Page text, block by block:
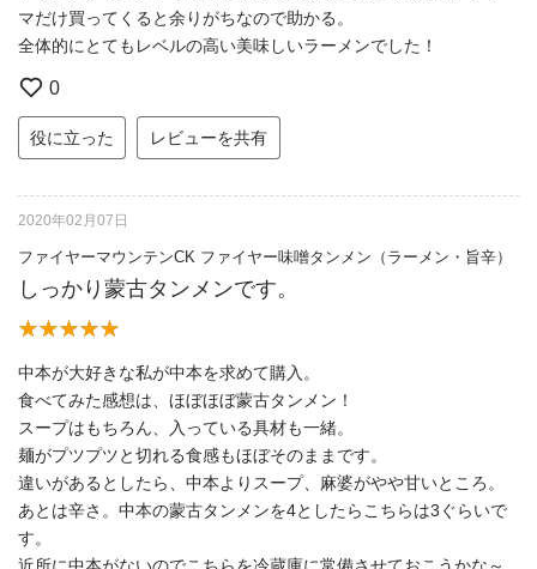
マだけ買ってくると余りがちなので助かる。
全体的にとてもレベルの高い美味しいラーメンでした！
0
役に立った レビューを共有
2020年02月07日
ファイヤーマウンテンCK ファイヤー味噌タンメン（ラーメン・旨辛）
しっかり蒙古タンメンです。
中本が大好きな私が中本を求めて購入。
食べてみた感想は、ほぼほぼ蒙古タンメン！
スープはもちろん、入っている具材も一緒。
麺がプツプツと切れる食感もほぼそのままです。
違いがあるとしたら、中本よりスープ、麻婆がやや甘いところ。
あとは辛さ。中本の蒙古タンメンを4としたらこちらは3ぐらいで
す。